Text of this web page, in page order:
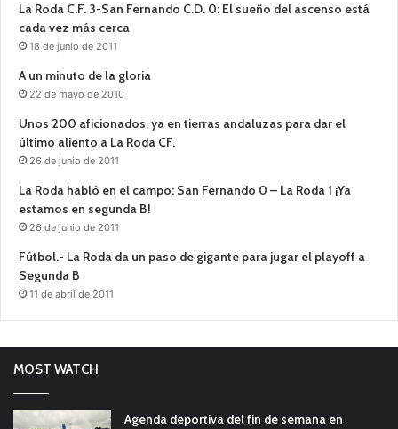
La Roda C.F. 3-San Fernando C.D. 0: El sueño del ascenso está
cada vez más cerca
18 de junio de 2011
A un minuto de la gloria
22 de mayo de 2010
Unos 200 aficionados, ya en tierras andaluzas para dar el
último aliento a La Roda CF.
26 de junio de 2011
La Roda habló en el campo: San Fernando 0 – La Roda 1 ¡Ya
estamos en segunda B!
26 de junio de 2011
Fútbol.- La Roda da un paso de gigante para jugar el playoff a
Segunda B
11 de abril de 2011
MOST WATCH
Agenda deportiva del fin de semana en